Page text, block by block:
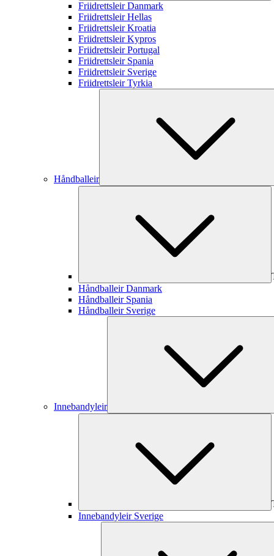
Friidrettsleir Danmark
Friidrettsleir Hellas
Friidrettsleir Kroatia
Friidrettsleir Kypros
Friidrettsleir Portugal
Friidrettsleir Spania
Friidrettsleir Sverige
Friidrettsleir Tyrkia
Håndballeir
Håndballeir Danmark
Håndballeir Spania
Håndballeir Sverige
Innebandyleir
Innebandyleir Sverige